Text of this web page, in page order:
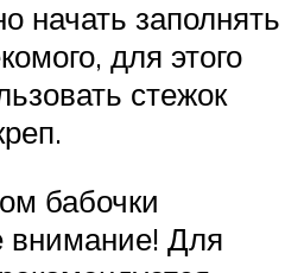
начать заполнять
для этого
стежок
бабочки
внимание! Для